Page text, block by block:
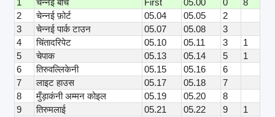
1
चेन्नई बीच First 05.00 0
8
2
चेन्नई फ़ोर्ट 05.04 05.05
2
3
चेन्नई पार्क टाउन 05.07 05.08
3
4
चिंतादरिपेट 05.10 05.11 3
1
5
चेपाक 05.13 05.14 5
1
6
तिरुवल्लिकेनी 05.15 05.16
6
7
लाइट हाउस 05.17 05.18
7
8
मुँड़ाकंनी अम्मन कोइल 05.19 05.20
8
9
तिरुमलाई 05.21 05.22 9
1